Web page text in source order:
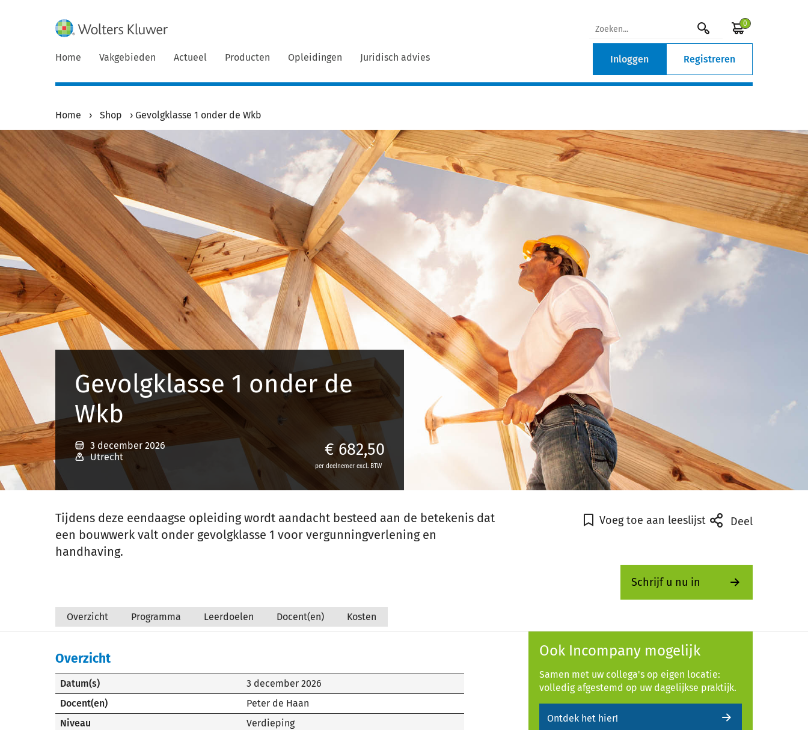
0
Home Vakgebieden Actueel Producten Opleidingen Juridisch advies Inloggen Registreren
Home › Shop › Gevolgklasse 1 onder de Wkb
Gevolgklasse 1 onder de
Wkb
3 december 2026
Utrecht
€ 682,50
per deelnemer excl. BTW
Tijdens deze eendaagse opleiding wordt aandacht besteed aan de betekenis dat
een bouwwerk valt onder gevolgklasse 1 voor vergunningverlening en
handhaving.
Voeg toe aan leeslijst Deel
Schrijf u nu in
Overzicht Programma Leerdoelen Docent(en) Kosten
Overzicht
Datum(s)
3 december 2026
Docent(en)
Peter de Haan
Niveau
Verdieping
Ook Incompany mogelijk
Samen met uw collega's op eigen locatie:
volledig afgestemd op uw dagelijkse praktijk.
Ontdek het hier!